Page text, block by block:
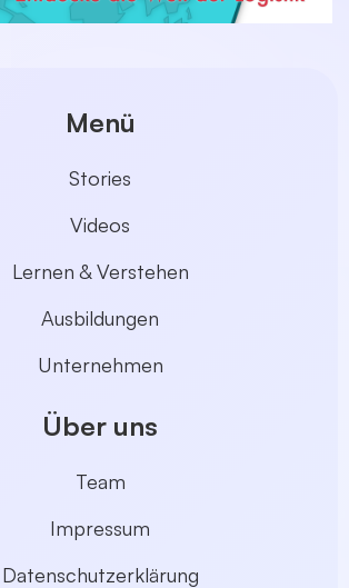
Menü
Stories
Videos
Lernen & Verstehen
Ausbildungen
Unternehmen
Über uns
Team
Impressum
Datenschutzerklärung